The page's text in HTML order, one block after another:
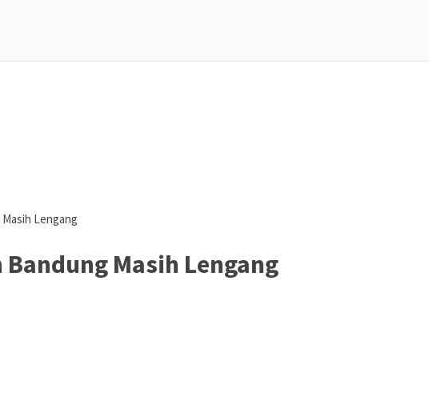
Lengang
Masih Lengang